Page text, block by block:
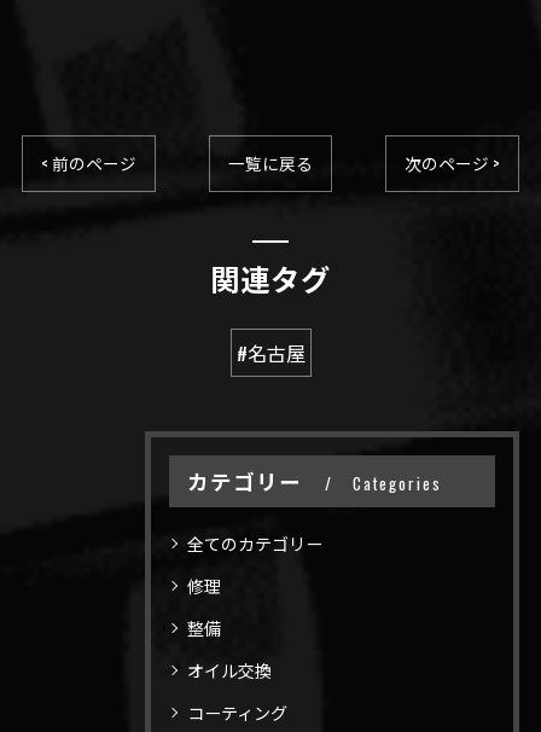
< 前のページ 一覧に戻る 次のページ >
関連タグ
#名古屋
カテゴリー Categories
全てのカテゴリー
修理
整備
オイル交換
コーティング